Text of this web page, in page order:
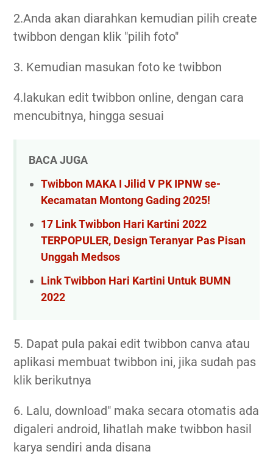
2.Anda akan diarahkan kemudian pilih create
twibbon dengan klik "pilih foto"
3. Kemudian masukan foto ke twibbon
4.lakukan edit twibbon online, dengan cara
mencubitnya, hingga sesuai
BACA JUGA
Twibbon MAKA I Jilid V PK IPNW se-
Kecamatan Montong Gading 2025!
17 Link Twibbon Hari Kartini 2022
TERPOPULER, Design Teranyar Pas Pisan
Unggah Medsos
Link Twibbon Hari Kartini Untuk BUMN
2022
5. Dapat pula pakai edit twibbon canva atau
aplikasi membuat twibbon ini, jika sudah pas
klik berikutnya
6. Lalu, download" maka secara otomatis ada
digaleri android, lihatlah make twibbon hasil
karya sendiri anda disana